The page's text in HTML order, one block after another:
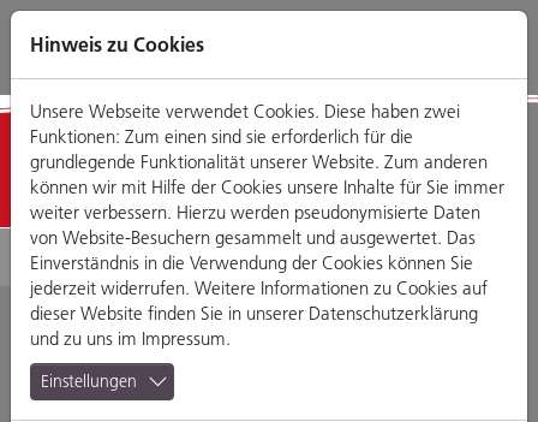
Direkt
zum
Zum
Hauptmenü
Zum
Footermenü
Zur
Website-
Geschäfte
CompuStore
Hinweis zu Cookies
Unsere Webseite verwendet Cookies. Diese haben zwei
Funktionen: Zum einen sind sie erforderlich für die
grundlegende Funktionalität unserer Website. Zum anderen
können wir mit Hilfe der Cookies unsere Inhalte für Sie immer
weiter verbessern. Hierzu werden pseudonymisierte Daten
von Website-Besuchern gesammelt und ausgewertet. Das
Einverständnis in die Verwendung der Cookies können Sie
jederzeit widerrufen. Weitere Informationen zu Cookies auf
dieser Website finden Sie in unserer Datenschutzerklärung
und zu uns im Impressum.
Einstellungen